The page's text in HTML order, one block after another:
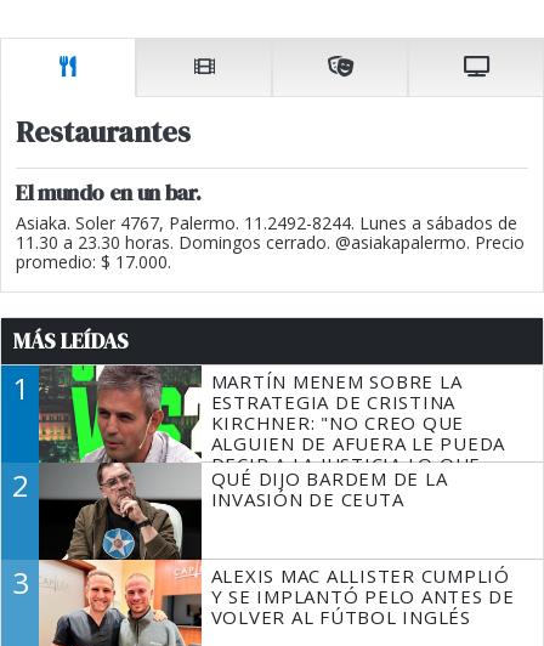
Restaurantes
El mundo en un bar.
Asiaka. Soler 4767, Palermo. 11.2492-8244. Lunes a sábados de
11.30 a 23.30 horas. Domingos cerrado. @asiakapalermo. Precio
promedio: $ 17.000.
MÁS LEÍDAS
1
MARTÍN MENEM SOBRE LA
ESTRATEGIA DE CRISTINA
KIRCHNER: "NO CREO QUE
ALGUIEN DE AFUERA LE PUEDA
DECIR A LA JUSTICIA LO QUE
TIENE QUE HACER"
2
QUÉ DIJO BARDEM DE LA
INVASIÓN DE CEUTA
3
ALEXIS MAC ALLISTER CUMPLIÓ
Y SE IMPLANTÓ PELO ANTES DE
VOLVER AL FÚTBOL INGLÉS